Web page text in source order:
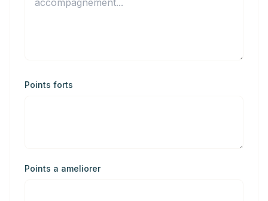
Points forts
Points a ameliorer